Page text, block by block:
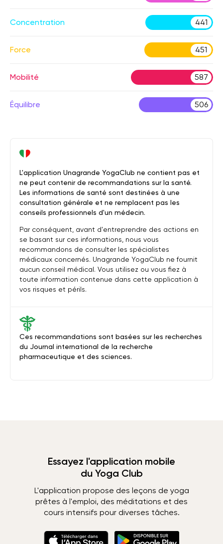
Concentration 441
Force 451
Mobilité 587
Équilibre 506
Ces recommandations sont basées sur les recherches
du Journal international de la recherche
pharmaceutique et des sciences.
L'application Unagrande YogaClub ne contient pas et
ne peut contenir de recommandations sur la santé.
Les informations de santé sont destinées à une
consultation générale et ne remplacent pas les
conseils professionnels d'un médecin.
Par conséquent, avant d'entreprendre des actions en
se basant sur ces informations, nous vous
recommandons de consulter les spécialistes
médicaux concernés. Unagrande YogaClub ne fournit
aucun conseil médical. Vous utilisez ou vous fiez à
toute information contenue dans cette application à
vos risques et périls.
Essayez l'application mobile
du Yoga Club
L'application propose des leçons de yoga
prêtes à l'emploi, des méditations et des
cours intensifs pour diverses tâches.